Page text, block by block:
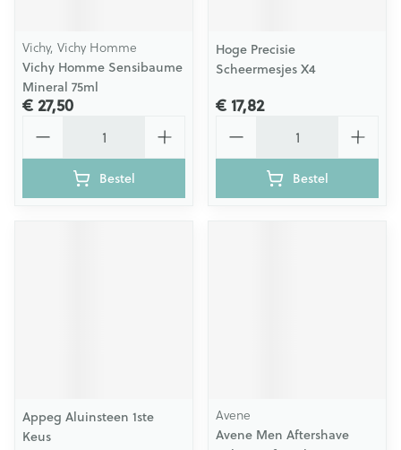
Vichy, Vichy Homme
Vichy Homme Sensibaume
Mineral 75ml
€ 27,50
Bestel
Hoge Precisie
Scheermesjes X4
€ 17,82
Bestel
Appeg Aluinsteen 1ste
Keus
Avene
Avene Men Aftershave